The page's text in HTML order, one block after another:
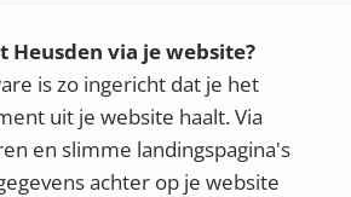
Heusden via je website?
is zo ingericht dat je het
uit je website haalt. Via
en slimme landingspagina's
achter op je website